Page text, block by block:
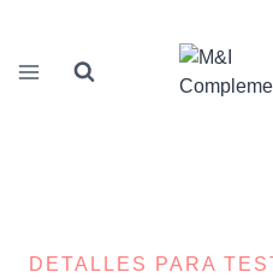
contenido
DETALLES PARA